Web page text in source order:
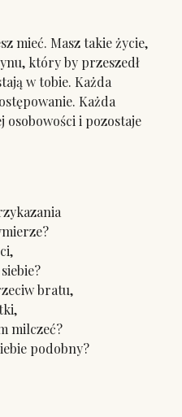
mieć. Masz takie życie,
który by przeszedł
w tobie. Każda
Każda
osobowości i pozostaje
bratu,
milczeć?
podobny?